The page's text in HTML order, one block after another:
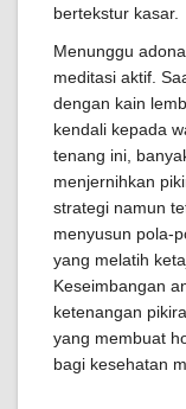
bertekstur kasar.
Menunggu
meditasi aktif.
dengan kain
kendali kepada
tenang ini,
menjernihkan
strategi namun
menyusun pola-
yang melatih
Keseimbangan
ketenangan
yang membuat
bagi kesehatan